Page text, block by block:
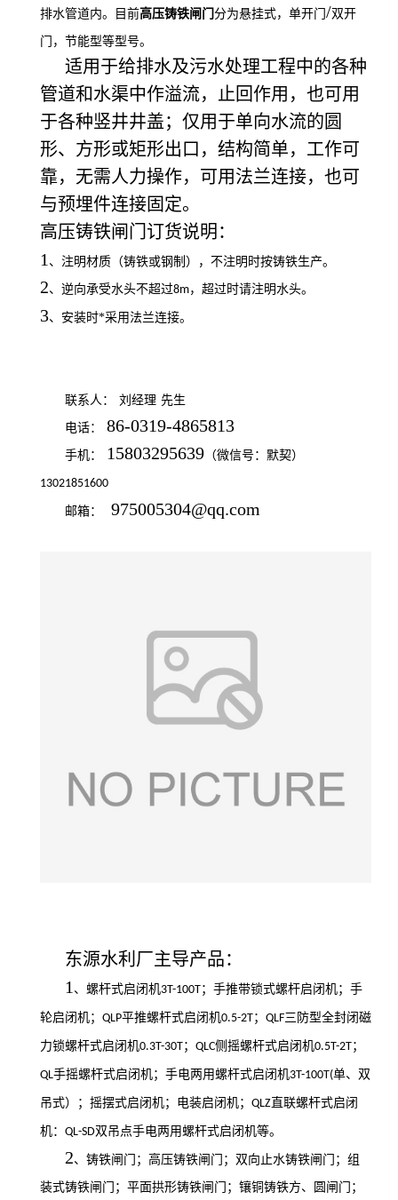
排水管道内。目前高压铸铁闸门 分为悬挂式，单开门 /双开
门，节能型等型号。
适用于给排水及污水处理工程中的各种
管道和水渠中作溢流，止回作用，也可用
于各种竖井井盖；仅用于单向水流的圆
形、方形或矩形出口，结构简单，工作可
靠，无需人力操作，可用法兰连接，也可
与预埋件连接固定。
高压铸铁闸门订货说明：
1 、注明材质（铸铁或钢制），不注明时按铸铁生产。
2、逆向承受水头不超过8m，超过时请注明水头。
3、安装时*采用法兰连接。
联系人： 刘经理 先生
电话： 86-0319-4865813
手机： 15803295639 （微信号：默契）
13021851600
邮箱： 975005304@qq.com
东源水利厂主导产品：
1 、螺杆式启闭机3T-100T；手推带锁式螺杆启闭机；手
轮启闭机； QLP平推螺杆式启闭机0.5-2T； QLF三防型全封闭磁
力锁螺杆式启闭机0.3T-30T； QLC侧摇螺杆式启闭机0.5T-2T；
QL手摇螺杆式启闭机；手电两用螺杆式启闭机3T-100T(单、双
吊式）；摇摆式启闭机；电装启闭机； QLZ直联螺杆式启闭
机： QL-SD双吊点手电两用螺杆式启闭机等。
2、铸铁闸门；高压铸铁闸门；双向止水铸铁闸门；组
装式铸铁闸门；平面拱形铸铁闸门；镶铜铸铁方、圆闸门；